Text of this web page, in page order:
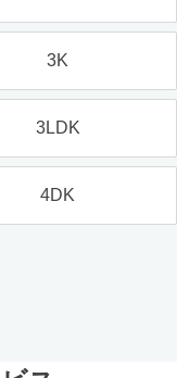
3K
3LDK
4DK